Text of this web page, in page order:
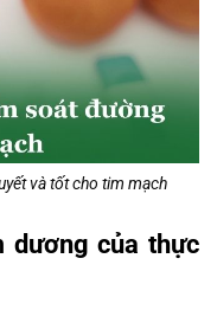
và tốt cho tim mạch
dương của thực